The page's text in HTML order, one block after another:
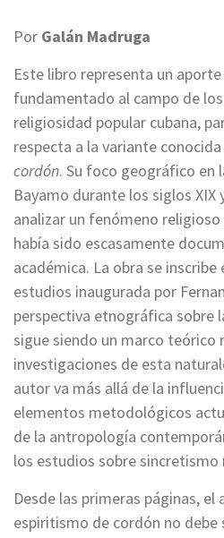
Por Galán Madruga
Este libro representa un
fundamentado al campo de
religiosidad popular cubana,
respecta a la variante
cordón. Su foco geográfico en
Bayamo durante los siglos
analizar un fenómeno
había sido escasamente
académica. La obra se
estudios inaugurada por
perspectiva etnográfica sobre
sigue siendo un marco teórico
investigaciones de esta
autor va más allá de la
elementos metodológicos
de la antropología
los estudios sobre sincretismo
Desde las primeras páginas,
espiritismo de cordón no